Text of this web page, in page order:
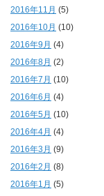
2016年11月 (5)
2016年10月 (10)
2016年9月 (4)
2016年8月 (2)
2016年7月 (10)
2016年6月 (4)
2016年5月 (10)
2016年4月 (4)
2016年3月 (9)
2016年2月 (8)
2016年1月 (5)